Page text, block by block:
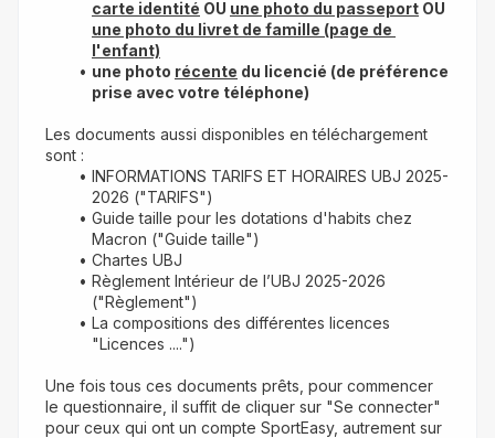
carte identité OU une photo du passeport
une photo du livret de famille (page de
l'enfant)
une photo récente du licencié (de préférence
prise avec votre téléphone)
Les documents aussi disponibles en téléchargement
sont :
INFORMATIONS TARIFS ET HORAIRES UBJ 2025-
2026 ("TARIFS")
Guide taille pour les dotations d'habits chez
Macron ("Guide taille")
Chartes UBJ
Règlement Intérieur de l’UBJ 2025-2026
("Règlement")
La compositions des différentes licences
"Licences ....")
Une fois tous ces documents prêts, pour commencer
le questionnaire, il suffit de cliquer sur "Se connecter"
pour ceux qui ont un compte SportEasy, autrement sur